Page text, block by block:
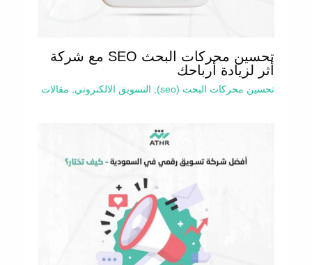
تحسين محركات البحث SEO مع شركة
أثر لزيادة أرباحك
تحسين محركات البحث (seo) , التسويق الالكتروني, مقالات